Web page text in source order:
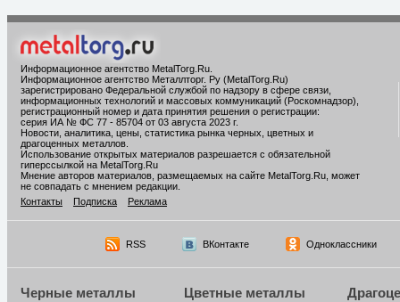
Информационное агентство MetalTorg.Ru
Информационное агентство Металлторг. Ру (MetalTorg.Ru)
зарегистрировано Федеральной службой по надзору в сфере связи,
информационных технологий и массовых коммуникаций (Роскомнадзор),
регистрационный номер и дата принятия решения о регистрации:
серия ИА № ФС 77 - 85704 от 03 августа 2023 г.
Новости, аналитика, цены, статистика рынка черных, цветных и
драгоценных металлов.
Использование открытых материалов разрешается с обязательной
гиперссылкой на MetalTorg.Ru
Мнение авторов материалов, размещаемых на сайте MetalTorg.Ru, может
не совпадать с мнением редакции.
Контакты
Подписка Реклама
RSS ВКонтакте Одноклассники
Черные металлы Цветные металлы